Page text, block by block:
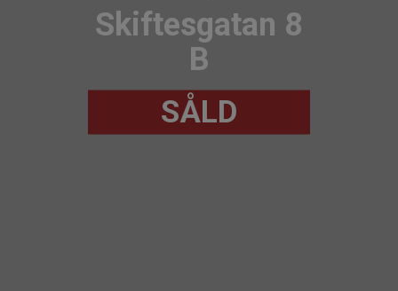
Skiftesgatan 8
B
SÅLD